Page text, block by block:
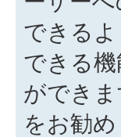
できる
できる
ができ
をお勧め